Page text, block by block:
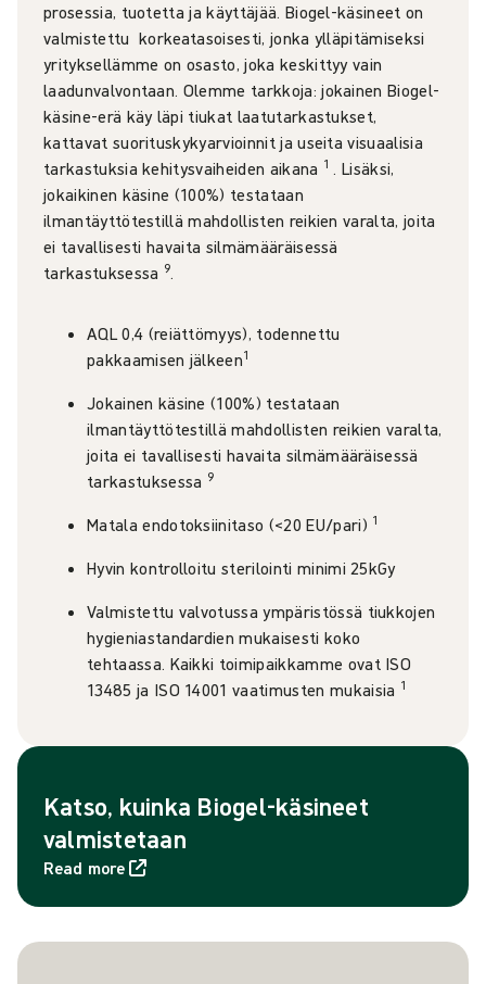
prosessia, tuotetta ja käyttäjää. Biogel-käsineet on
valmistettu korkeatasoisesti, jonka ylläpitämiseksi
yrityksellämme on osasto, joka keskittyy vain
laadunvalvontaan. Olemme tarkkoja: jokainen Biogel-
käsine-erä käy läpi tiukat laatutarkastukset,
kattavat suorituskykyarvioinnit ja useita visuaalisia
tarkastuksia kehitysvaiheiden aikana 1 . Lisäksi,
jokaikinen käsine (100%) testataan
ilmantäyttötestillä mahdollisten reikien varalta, joita
ei tavallisesti havaita silmämääräisessä
tarkastuksessa 9.
AQL 0,4 (reiättömyys), todennettu
pakkaamisen jälkeen1
Jokainen käsine (100%) testataan
ilmantäyttötestillä mahdollisten reikien varalta,
joita ei tavallisesti havaita silmämääräisessä
tarkastuksessa 9
Matala endotoksiinitaso (<20 EU/pari) 1
Hyvin kontrolloitu sterilointi minimi 25kGy
Valmistettu valvotussa ympäristössä tiukkojen
hygieniastandardien mukaisesti koko
tehtaassa. Kaikki toimipaikkamme ovat ISO
13485 ja ISO 14001 vaatimusten mukaisia 1
Katso, kuinka Biogel-käsineet
valmistetaan
Read more